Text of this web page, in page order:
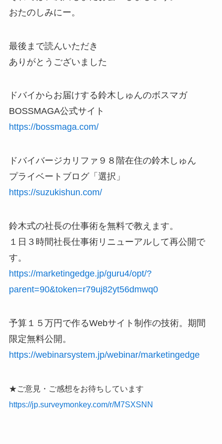
おたのしみにー。
最後まで読んいただき
ありがとうございました
ドバイからお届けする鈴木しゅんのボスマガ
BOSSMAGA公式サイト
https://bossmaga.com/
ドバイバージカリファ９８階在住の鈴木しゅん
プライベートブログ「選択」
https://suzukishun.com/
鈴木式の社長の仕事術を無料で教えます。
１日３時間社長仕事術リニューアルして再公開で
す。
https://marketingedge.jp/guru4/opt/?
parent=90&token=r79uj82yt56dmwq0
予算１５万円で作るWebサイト制作の技術。期間
限定無料公開。
https://webinarsystem.jp/webinar/marketingedge
★ご意見・ご感想をお待ちしています
https://jp.surveymonkey.com/r/M7SXSNN